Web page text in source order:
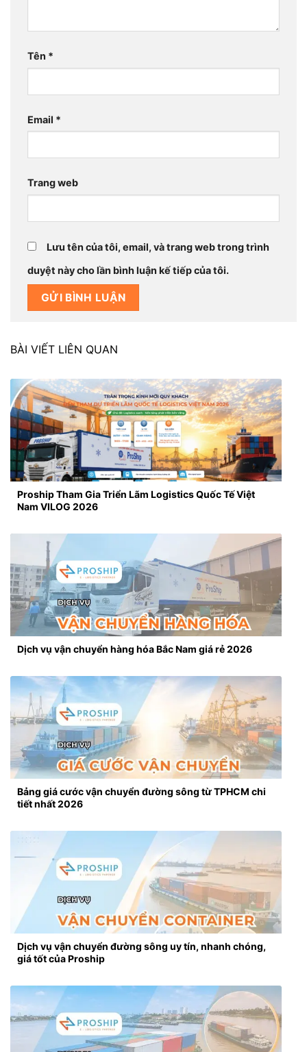
Tên *
Email *
Trang web
Lưu tên của tôi, email, và trang web trong trình
duyệt này cho lần bình luận kế tiếp của tôi.
BÀI VIẾT LIÊN QUAN
Proship Tham Gia Triển Lãm Logistics Quốc Tế Việt
Nam VILOG 2026
Dịch vụ vận chuyển hàng hóa Bắc Nam giá rẻ 2026
Bảng giá cước vận chuyển đường sông từ TPHCM chi
tiết nhất 2026
Dịch vụ vận chuyển đường sông uy tín, nhanh chóng,
giá tốt của Proship